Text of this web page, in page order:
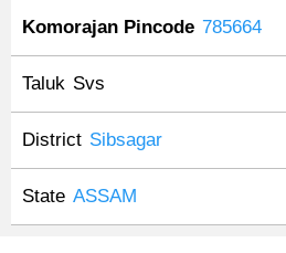
Komorajan Pincode 785664
Taluk Svs
District Sibsagar
State ASSAM